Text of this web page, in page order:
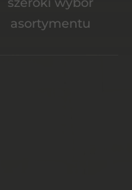
asortymentu